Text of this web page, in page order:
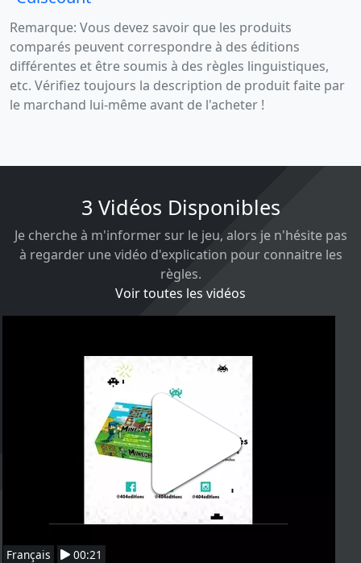
Remarque: Vous devez savoir que les produits
comparés peuvent correspondre à des éditions
différentes et être soumis à des règles linguistiques,
etc. Vérifiez toujours la description de produit faite par
le marchand lui-même avant de l'acheter !
3 Vidéos Disponibles
Je cherche à m'informer sur le jeu, alors je n'hésite pas
à regarder une vidéo d'explication pour connaitre les
règles.
Voir toutes les vidéos
Français 00:21